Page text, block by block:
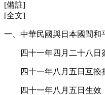
[備註]
[全文]
一、中華民國與日本國間和
四十一年四月二十八日
四十一年八月五日互換
四十一年八月五日生效